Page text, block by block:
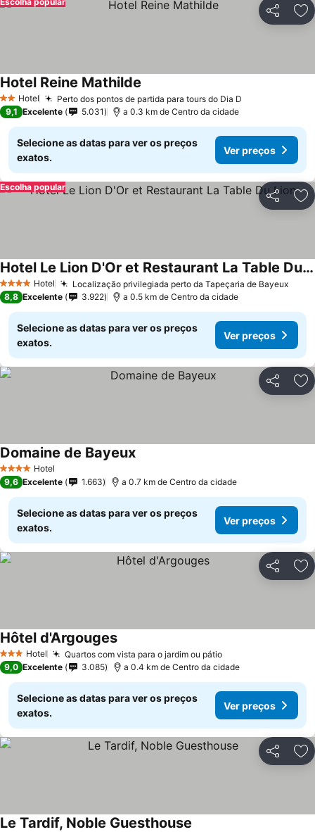
Partilhar
2 Estrelas
Hotel Perto dos pontos de partida para tours do Dia D
Hotel Reine Mathilde
9,1 Excelente 5.031 a 0.3 km de Centro da cidade
Selecione as datas para ver os preços
exatos.
Ver preços
Partilhar
Escolha popular
4 EstrelasHotel Localização privilegiada perto da Tapeçaria de BayeuxVer
Hotel Le Lion D'Or et Restaurant La Table Du Lion
Ver preços
8,8 Excelente 3.922 a 0.5 km de Centro da cidade
Selecione as datas para ver os preços
exatos.
Ver preços
Partilhar
4 EstrelasHotel
Domaine de BayeuxVer preços
9,6 Excelente 1.663 a 0.7 km de Centro da cidade
Selecione as datas para ver os preços
exatos.
Ver preços
Partilhar
3 EstrelasHotel Quartos com vista para o jardim ou pátioVer preços
Hôtel d'ArgougesVer preços
9,0 Excelente 3.085 a 0.4 km de Centro da cidade
Selecione as datas para ver os preços
exatos.
Ver preços
Partilhar
Le Tardif, Noble Guesthouse